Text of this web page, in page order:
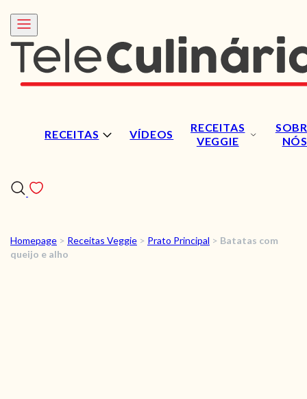
RECEITAS VÍDEOS
RECEITAS
VEGGIE
NÓS
RECEITAS
Homepage > Receitas Veggie > Prato Principal > Batatas com
queijo e alho